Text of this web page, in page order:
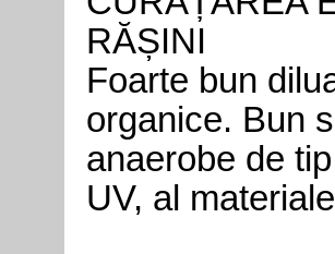
RĂȘINI
Foarte bun
organice. Bun
anaerobe de
UV, al